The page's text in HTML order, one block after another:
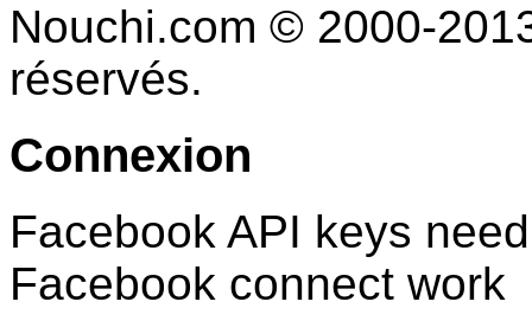
Nouchi.com © 2000-
réservés.
Connexion
Facebook API keys
Facebook connect work